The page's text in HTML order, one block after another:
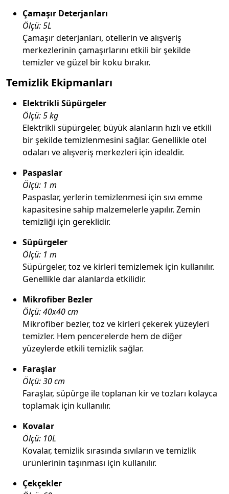
Çamaşır Deterjanları
Ölçü: 5L
Çamaşır deterjanları, otellerin ve alışveriş
merkezlerinin çamaşırlarını etkili bir şekilde
temizler ve güzel bir koku bırakır.
Temizlik Ekipmanları
Elektrikli Süpürgeler
Ölçü: 5 kg
Elektrikli süpürgeler, büyük alanların hızlı ve etkili
bir şekilde temizlenmesini sağlar. Genellikle otel
odaları ve alışveriş merkezleri için idealdir.
Paspaslar
Ölçü: 1 m
Paspaslar, yerlerin temizlenmesi için sıvı emme
kapasitesine sahip malzemelerle yapılır. Zemin
temizliği için gereklidir.
Süpürgeler
Ölçü: 1 m
Süpürgeler, toz ve kirleri temizlemek için kullanılır.
Genellikle dar alanlarda etkilidir.
Mikrofiber Bezler
Ölçü: 40x40 cm
Mikrofiber bezler, toz ve kirleri çekerek yüzeyleri
temizler. Hem pencerelerde hem de diğer
yüzeylerde etkili temizlik sağlar.
Faraşlar
Ölçü: 30 cm
Faraşlar, süpürge ile toplanan kir ve tozları kolayca
toplamak için kullanılır.
Kovalar
Ölçü: 10L
Kovalar, temizlik sırasında sıvıların ve temizlik
ürünlerinin taşınması için kullanılır.
Çekçekler